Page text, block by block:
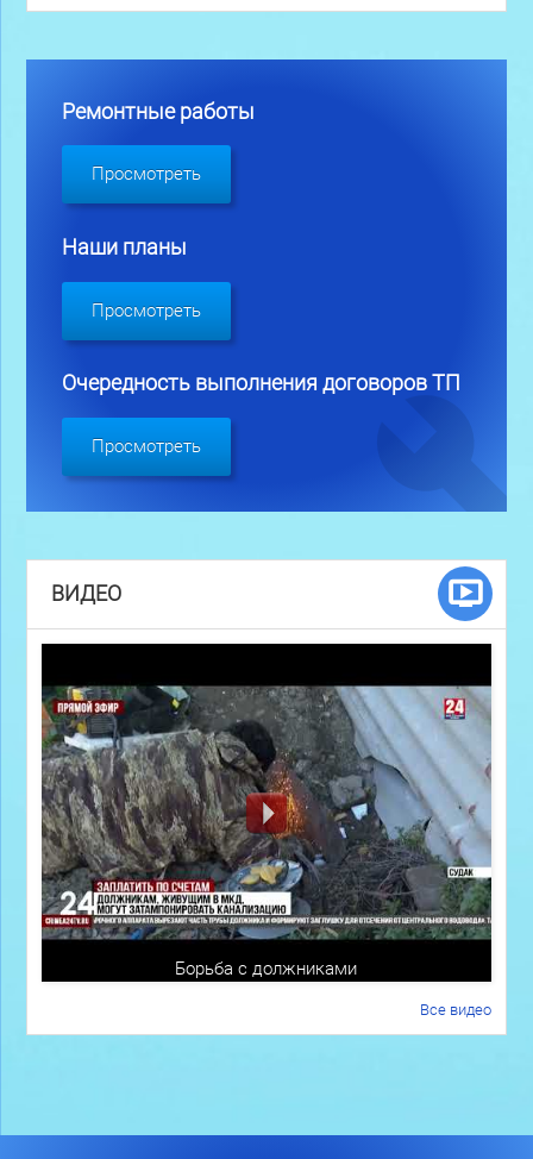
Ремонтные работы
Просмотреть
Наши планы
Просмотреть
Очередность выполнения договоров ТП
Просмотреть
ВИДЕО
Борьба с должниками
Все видео